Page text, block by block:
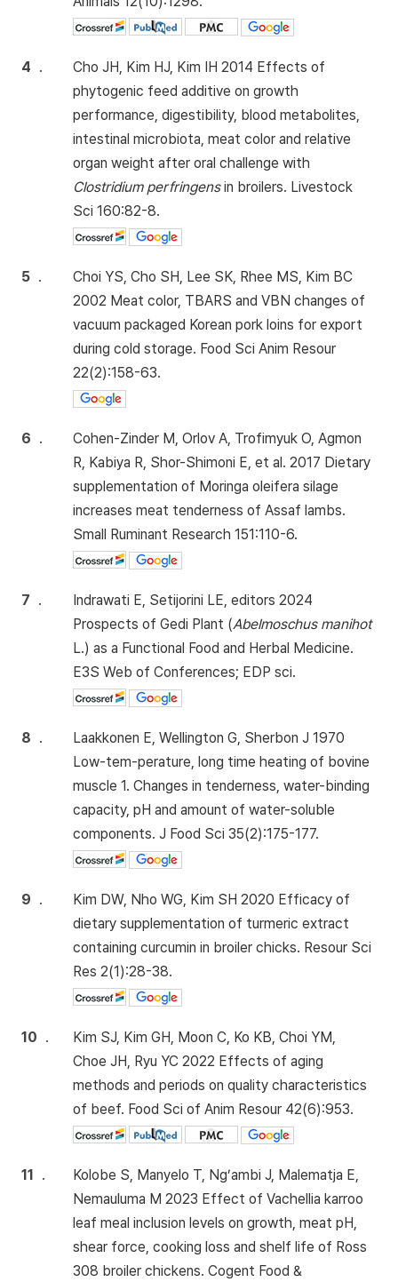
4 .
Cho JH, Kim HJ, Kim IH 2014 Effects of
phytogenic feed additive on growth
performance, digestibility, blood metabolites,
intestinal microbiota, meat color and relative
organ weight after oral challenge with
Clostridium perfringensin broilers. Livestock
Sci 160:82-8.
5 .
Choi YS, Cho SH, Lee SK, Rhee MS, Kim BC
2002 Meat color, TBARS and VBN changes of
vacuum packaged Korean pork loins for export
during cold storage. Food Sci Anim Resour
22(2):158-63.
6 .
Cohen-Zinder M, Orlov A, Trofimyuk O, Agmon
R, Kabiya R, Shor-Shimoni E, et al. 2017 Dietary
supplementation of Moringa oleifera silage
increases meat tenderness of Assaf lambs.
Small Ruminant Research 151:110-6.
7 .
Indrawati E, Setijorini LE, editors 2024
Prospects of Gedi Plant (Abelmoschus manihot
L.) as a Functional Food and Herbal Medicine.
E3S Web of Conferences; EDP sci.
8 .
Laakkonen E, Wellington G, Sherbon J 1970
Low-tem-perature, long time heating of bovine
muscle 1. Changes in tenderness, water-binding
capacity, pH and amount of water-soluble
components. J Food Sci 35(2):175-177.
9 .
Kim DW, Nho WG, Kim SH 2020 Efficacy of
dietary supplementation of turmeric extract
containing curcumin in broiler chicks. Resour Sci
Res 2(1):28-38.
10 .
Kim SJ, Kim GH, Moon C, Ko KB, Choi YM,
Choe JH, Ryu YC 2022 Effects of aging
methods and periods on quality characteristics
of beef. Food Sci of Anim Resour 42(6):953.
11 .
Kolobe S, Manyelo T, Ng’ambi J, Malematja E,
Nemauluma M 2023 Effect of Vachellia karroo
leaf meal inclusion levels on growth, meat pH,
shear force, cooking loss and shelf life of Ross
308 broiler chickens. Cogent Food &